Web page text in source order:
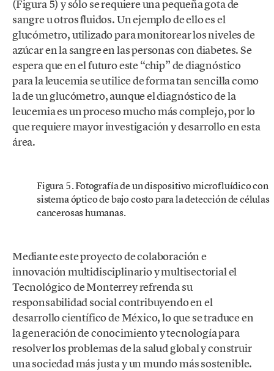
(Figura 5) y sólo se requiere una pequeña gota de
sangre u otros fluidos. Un ejemplo de ello es el
glucómetro, utilizado para monitorear los niveles de
azúcar en la sangre en las personas con diabetes. Se
espera que en el futuro este “chip” de diagnóstico
para la leucemia se utilice de forma tan sencilla como
la de un glucómetro, aunque el diagnóstico de la
leucemia es un proceso mucho más complejo, por lo
que requiere mayor investigación y desarrollo en esta
área.
Figura 5. Fotografía de un dispositivo microfluídico con
sistema óptico de bajo costo para la detección de células
cancerosas humanas.
Mediante este proyecto de colaboración e
innovación multidisciplinario y multisectorial el
Tecnológico de Monterrey refrenda su
responsabilidad social contribuyendo en el
desarrollo científico de México, lo que se traduce en
la generación de conocimiento y tecnología para
resolver los problemas de la salud global y construir
una sociedad más justa y un mundo más sostenible.